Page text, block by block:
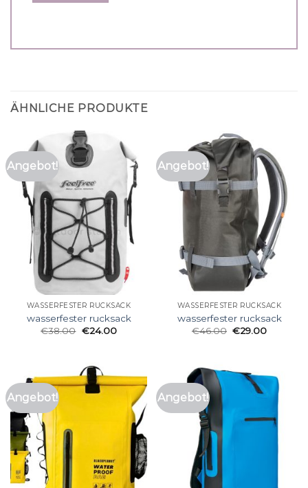
ÄHNLICHE PRODUKTE
Angebot!
WASSERFESTER RUCKSACK
wasserfester rucksack
€38.00 €24.00
Angebot!
WASSERFESTER RUCKSACK
wasserfester rucksack
€46.00 €29.00
Angebot! Angebot!